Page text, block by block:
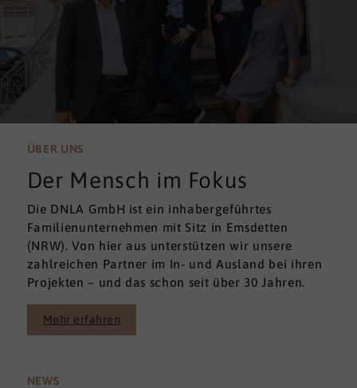
ÜBER UNS
Der Mensch im Fokus
Die DNLA GmbH ist ein inhabergeführtes
Familienunternehmen mit Sitz in Emsdetten
(NRW). Von hier aus unterstützen wir unsere
zahlreichen Partner im In- und Ausland bei ihren
Projekten – und das schon seit über 30 Jahren.
Mehr erfahren
NEWS